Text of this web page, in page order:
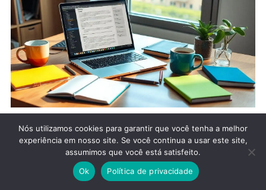
Ferramentas que Facilitam a
Vida do Redator Freelancer
Como Integrar Diferentes
Nós utilizamos cookies para garantir que você tenha a melhor
experiência em nosso site. Se você continua a usar este site,
assumimos que você está satisfeito.
Ok
Política de privacidade